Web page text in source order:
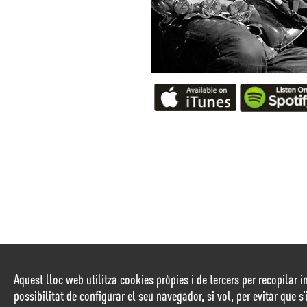
Aquest lloc web utilitza cookies pròpies i de tercers per recopilar
possibilitat de configurar el seu navegador, si vol, per evitar que